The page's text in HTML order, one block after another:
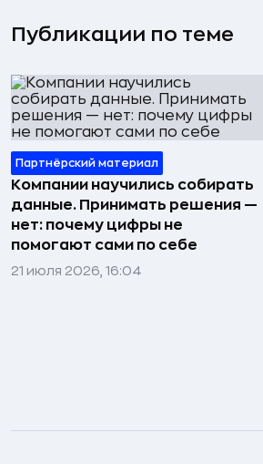
Публикации по теме
Партнёрский материал
Компании научились собирать
данные. Принимать решения —
нет: почему цифры не
помогают сами по себе
21 июля 2026, 16:04